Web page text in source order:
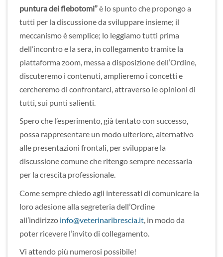
puntura dei flebotomi”è lo spunto che propongo a
tutti per la discussione da sviluppare insieme; il
meccanismo è semplice; lo leggiamo tutti prima
dell’incontro e la sera, in collegamento tramite la
piattaforma zoom, messa a disposizione dell’Ordine,
discuteremo i contenuti, amplieremo i concetti e
cercheremo di confrontarci, attraverso le opinioni di
tutti, sui punti salienti.
Spero che l’esperimento, già tentato con successo,
possa rappresentare un modo ulteriore, alternativo
alle presentazioni frontali, per sviluppare la
discussione comune che ritengo sempre necessaria
per la crescita professionale.
Come sempre chiedo agli interessati di comunicare la
loro adesione alla segreteria dell’Ordine
all’indirizzo info@veterinaribrescia.it , in modo da
poter ricevere l’invito di collegamento.
Vi attendo più numerosi possibile!